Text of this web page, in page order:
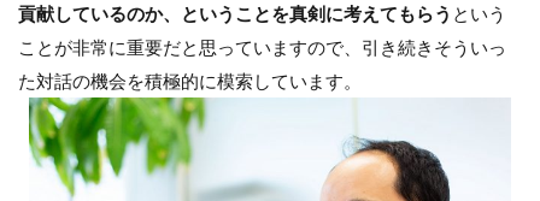
貢献しているのか、ということを真剣に考えてもらう という
ことが非常に重要だと思っていますので、引き続きそういっ
た対話の機会を積極的に模索しています。